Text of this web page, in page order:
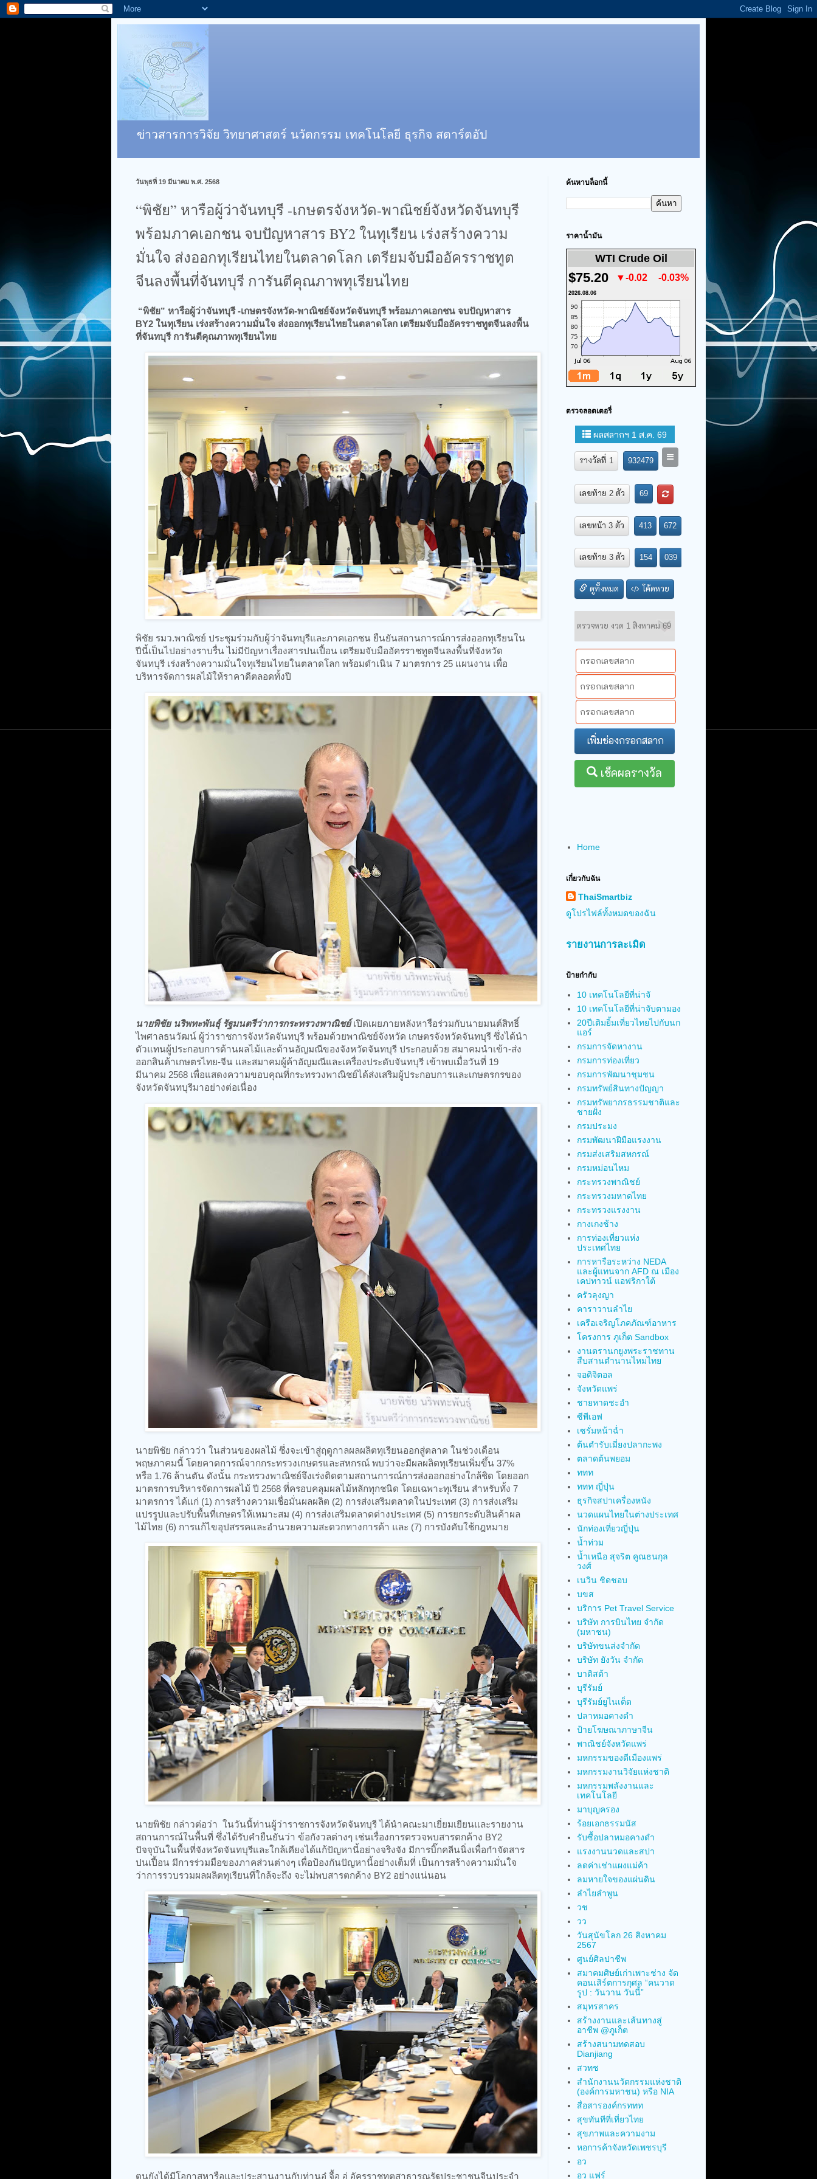
ข่าวสารการวิจัย วิทยาศาสตร์ นวัตกรรม เทคโนโลยี ธุรกิจ สตาร์ตอัป
วันพุธที่ 19 มีนาคม พ.ศ. 2568
“พิชัย” หารือผู้ว่าจันทบุรี -เกษตรจังหวัด-พาณิชย์จังหวัดจันทบุรี
พร้อมภาคเอกชน จบปัญหาสาร BY2 ในทุเรียน เร่งสร้างความ
มั่นใจ ส่งออกทุเรียนไทยในตลาดโลก เตรียมจับมืออัครราชทูต
จีนลงพื้นที่จันทบุรี การันตีคุณภาพทุเรียนไทย
“พิชัย” หารือผู้ว่าจันทบุรี -เกษตรจังหวัด-พาณิชย์จังหวัดจันทบุรี พร้อมภาคเอกชน จบปัญหาสาร
BY2 ในทุเรียน เร่งสร้างความมั่นใจ ส่งออกทุเรียนไทยในตลาดโลก เตรียมจับมืออัครราชทูตจีนลงพื้น
ที่จันทบุรี การันตีคุณภาพทุเรียนไทย
พิชัย รมว.พาณิชย์​ ประชุมร่วมกับผู้ว่าจันทบุรีและภาคเอกชน ยืนยันสถานการณ์การส่งออกทุเรียนใน
ปีนี้เป็นไปอย่างราบรื่น ไม่มีปัญหาเรื่องสารปนเปื้อน เตรียมจับมืออัครราชทูตจีนลงพื้นที่จังหวัด
จันทบุรี เร่งสร้างความมั่นใจทุเรียนไทยในตลาดโลก พร้อมดำเนิน 7 มาตรการ 25 แผนงาน เพื่อ
บริหารจัดการผลไม้ให้ราคาดีตลอดทั้งปี
นายพิชัย นริพทะพันธุ์ รัฐมนตรีว่าการกระทรวงพาณิชย์เปิดเผยภายหลังหารือร่วมกับนายมนต์สิทธิ์
ไพศาลธนวัฒน์ ผู้ว่าราชการจังหวัดจันทบุรี พร้อมด้วยพาณิชย์จังหวัด เกษตรจังหวัดจันทบุรี ซึ่งได้นำ
ตัวแทนผู้ประกอบการด้านผลไม้และด้านอัญมณีของจังหวัดจันทบุรี ประกอบด้วย สมาคมนำเข้า-ส่ง
ออกสินค้าเกษตรไทย-จีน และสมาคมผู้ค้าอัญมณีและเครื่องประดับจันทบุรี เข้าพบเมื่อวันที่ 19
มีนาคม 2568 เพื่อแสดงความขอบคุณที่กระทรวงพาณิชย์ได้ส่งเสริมผู้ประกอบการและเกษตรกรของ
จังหวัดจันทบุรีมาอย่างต่อเนื่อง
นายพิชัย กล่าวว่า ในส่วนของผลไม้ ซึ่งจะเข้าสู่ฤดูกาลผลผลิตทุเรียนออกสู่ตลาด ในช่วงเดือน
พฤษภาคมนี้ โดยคาดการณ์จากกระทรวงเกษตรและสหกรณ์ พบว่าจะมีผลผลิตทุเรียนเพิ่มขึ้น 37%
หรือ 1.76 ล้านตัน ดังนั้น กระทรวงพาณิชย์จึงเร่งติดตามสถานการณ์การส่งออกอย่างใกล้ชิด โดยออก
มาตรการบริหารจัดการผลไม้ ปี 2568 ที่ครอบคลุมผลไม้หลักทุกชนิด โดยเฉพาะทุเรียน สำหรับทั้ง 7
มาตรการ ได้แก่ (1) การสร้างความเชื่อมั่นผลผลิต (2) การส่งเสริมตลาดในประเทศ (3) การส่งเสริม
แปรรูปและปรับพื้นที่เกษตรให้เหมาะสม (4) การส่งเสริมตลาดต่างประเทศ (5) การยกระดับสินค้าผล
ไม้ไทย (6) การแก้ไขอุปสรรคและอำนวยความสะดวกทางการค้า และ (7) การบังคับใช้กฎหมาย
นายพิชัย กล่าวต่อว่า ในวันนี้ท่านผู้ว่าราชการจังหวัดจันทบุรี ได้นำคณะมาเยี่ยมเยียนและรายงาน
สถานการณ์ในพื้นที่ ซึ่งได้รับคำยืนยันว่า ข้อกังวลต่างๆ เช่นเรื่องการตรวจพบสารตกค้าง BY2
ปัจจุบันในพื้นที่จังหวัดจันทบุรีและใกล้เคียงได้แก้ปัญหานี้อย่างจริงจัง มีการบิ๊กคลีนนิ่งเพื่อกำจัดสาร
ปนเปื้อน มีการร่วมมือของภาคส่วนต่างๆ เพื่อป้องกันปัญหานี้อย่างเต็มที่ เป็นการสร้างความมั่นใจ
ว่าการรวบรวมผลผลิตทุเรียนที่ใกล้จะถึง จะไม่พบสารตกค้าง BY2 อย่างแน่นอน
ตนยังได้มีโอกาสหารือและประสานงานกับท่านอู๋ จื้อ อู่ อัครราชทูตสาธารณรัฐประชาชนจีนประจำ
ค้นหาบล็อกนี้
ราคาน้ำมัน
WTI Crude Oil
$75.20 ▼-0.02 -0.03%
2026.08.06
ตรวจลอตเตอรี่
Home
เกี่ยวกับฉัน
ThaiSmartbiz
ดูโปรไฟล์ทั้งหมดของฉัน
รายงานการละเมิด
ป้ายกำกับ
10 เทคโนโลยีที่น่าจั
10 เทคโนโลยีที่น่าจับตามอง
20ปีเติมยิ้มเที่ยวไทยไปกับนก
แอร์
กรมการจัดหางาน
กรมการท่องเที่ยว
กรมการพัฒนาชุมชน
กรมทรัพย์สินทางปัญญา
กรมทรัพยากรธรรมชาติและ
ชายฝั่ง
กรมประมง
กรมพัฒนาฝีมือแรงงาน
กรมส่งเสริมสหกรณ์
กรมหม่อนไหม
กระทรวงพาณิชย์
กระทรวงมหาดไทย
กระทรวงแรงงาน
กางเกงช้าง
การท่องเที่ยวแห่ง
ประเทศไทย
การหารือระหว่าง NEDA
และผู้แทนจาก AFD ณ เมือง
เคปทาวน์ แอฟริกาใต้
ครัวลุงญา
คาราวานลำไย
เครือเจริญโภคภัณฑ์อาหาร
โครงการ ภูเก็ต Sandbox
งานตรานกยูงพระราชทาน
สืบสานตำนานไหมไทย
จอดิจิตอล
จังหวัดแพร่
ชายหาดชะอำ
ซีพีเอฟ
เซรั่มหน้าฉ่ำ
ต้นตำรับเมี่ยงปลากะพง
ตลาดต้นพยอม
ททท
ททท ญี่ปุ่น
ธุรกิจสปาเครื่องหนัง
นวดแผนไทยในต่างประเทศ
นักท่องเที่ยวญี่ปุ่น
น้ำท่วม
น้ำเหนือ สุจริต คูณธนกุล
วงศ์
เนวิน ชิดชอบ
บขส
บริการ Pet Travel Service
บริษัท การบินไทย จำกัด
(มหาชน)
บริษัทขนส่งจำกัด
บริษัท ยังวัน จำกัด
บาติสต้า
บุรีรัมย์
บุรีรัมย์ยูไนเต็ด
ปลาหมอคางดำ
ป้ายโฆษณาภาษาจีน
พาณิชย์จังหวัดแพร่
มหกรรมของดีเมืองแพร่
มหกรรมงานวิจัยแห่งชาติ
มหกรรมพลังงานและ
เทคโนโลยี
มาบุญครอง
ร้อยเอกธรรมนัส
รับซื้อปลาหมอคางดำ
แรงงานนวดและสปา
ลดค่าเช่าแผงแม่ค้า
ลมหายใจของแผ่นดิน
ลำไยลำพูน
วช
วว
วันสุนัขโลก 26 สิงหาคม
2567
ศูนย์ศิลปาชีพ
สมาคมศิษย์เก่าเพาะช่าง จัด
คอนเสิร์ตการกุศล “คนวาด
รูป : วันวาน วันนี้”
สมุทรสาคร
สร้างงานและเส้นทางสู่
อาชีพ @ภูเก็ต
สร้างสนามทดสอบ
Dianjiang
สวทช
สำนักงานนวัตกรรมแห่งชาติ
(องค์การมหาชน) หรือ NIA
สื่อสารองค์กรททท
สุขทันทีที่เที่ยวไทย
สุขภาพและความงาม
หอการค้าจังหวัดเพชรบุรี
อว
อว แฟร์